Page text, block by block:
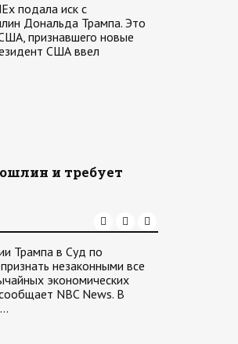
подала иск с
Дональда Трампа. Это
признавшего новые
США ввел
и требует
Трампа в Суд по
незаконными все
экономических
NBC News. В